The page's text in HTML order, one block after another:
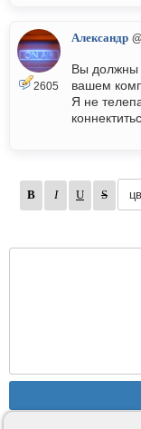
2605
Александр
Вы должны
вашем
Я не